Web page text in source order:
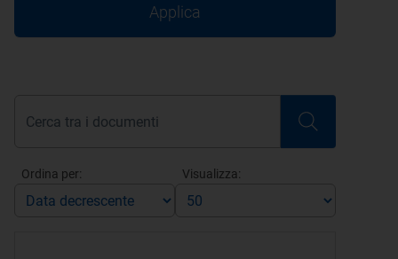
Applica
Ordina per: Visualizza: